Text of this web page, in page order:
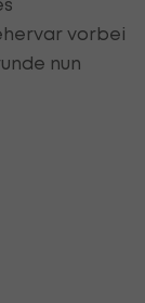
vorbei
nun